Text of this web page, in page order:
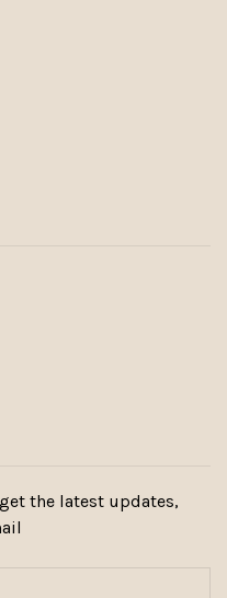
the latest updates,